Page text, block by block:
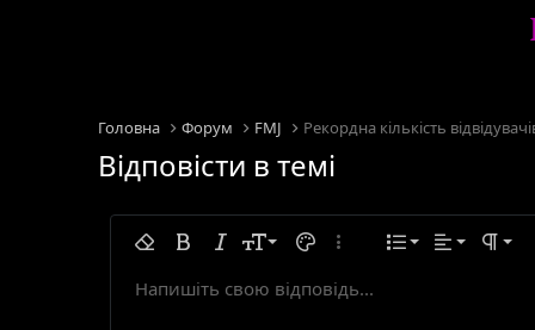
Головна Форум FMJ Рекордна кількість
Відповісти в темі
Видалити форматування
ЖирнийКурсивний
Розмір тексту
9
10
Колір тексту
Додаткові параметри...
Список
Вирівняти по
Звичайний
Шрифт тексту
Arial
Закреслений
Підкреслений
Лінійний програмний код
Лінійний спойлер
Вставити горизонтальну лінію
Спойлер
Код
Напишіть свою відповідь...